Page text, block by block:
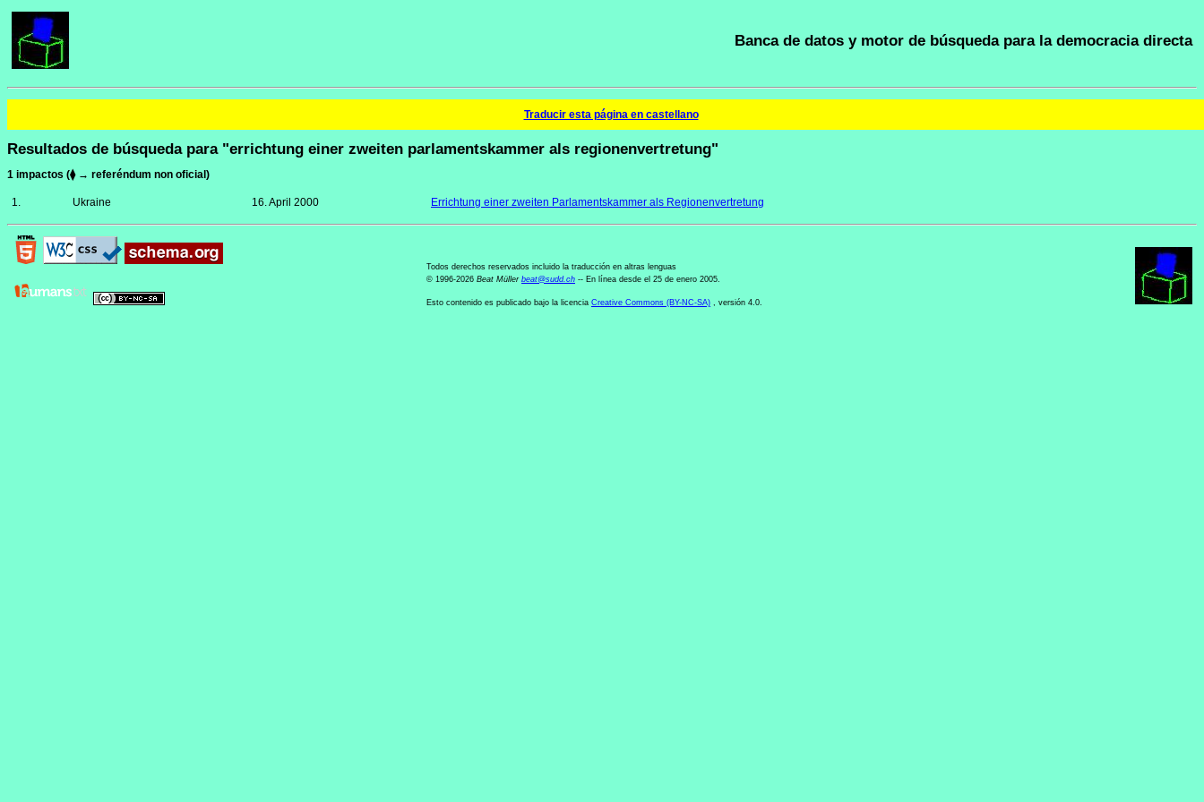
Banca de datos y motor de búsqueda para la democracia directa
Traducir esta página en castellano
Resultados de búsqueda para "errichtung einer zweiten parlamentskammer als regionenvertretung"
1 impactos (⧫ → referéndum non oficial)
1. Ukraine 16. April 2000 Errichtung einer zweiten Parlamentskammer als Regionenvertretung
Todos derechos reservados incluido la traducción en altras lenguas
© 1996-2026 Beat Müller beat@sudd.ch -- En línea desde el 25 de enero 2005.
Esto contenido es publicado bajo la licencia Creative Commons (BY-NC-SA) , versión 4.0.